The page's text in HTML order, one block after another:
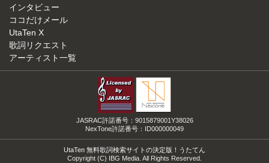
インタビュー
ココだけメール
UtaTen X
歌詞リクエスト
アーティスト一覧
JASRAC許諾番号：9015879001Y38026
NexTone許諾番号：ID000000049
UtaTen 無料歌詞検索サイトの決定版！うたてん
Copyright (C) IBG Media. All Rights Reserved.